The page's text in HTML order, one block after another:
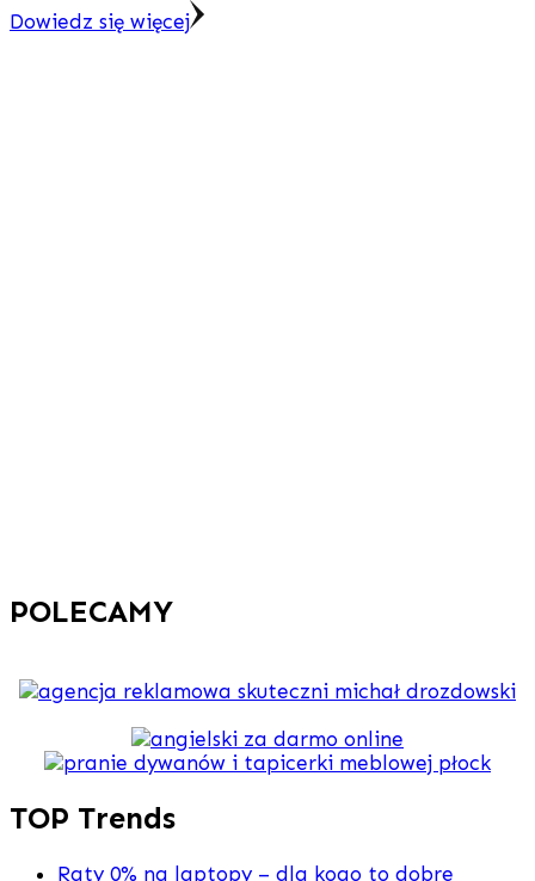
Dowiedz się więcej
POLECAMY
TOP Trends
Raty 0% na laptopy – dla kogo to dobre